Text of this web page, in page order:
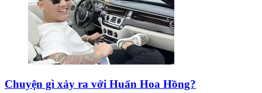
Chuyện gì xảy ra với Huấn Hoa Hồng?